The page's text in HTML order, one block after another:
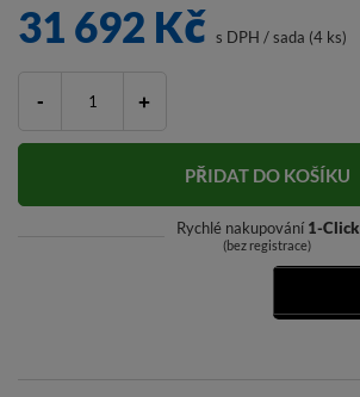
31 692 Kč s DPH /sada (4 ks)
- +
PŘIDAT DO KOŠÍKU
Rychlé nakupování 1-Click
(bez registrace)